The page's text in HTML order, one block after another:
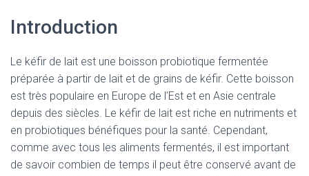
Introduction
Le kéfir de lait est une boisson probiotique fermentée
préparée à partir de lait et de grains de kéfir. Cette boisson
est très populaire en Europe de l’Est et en Asie centrale
depuis des siècles. Le kéfir de lait est riche en nutriments et
en probiotiques bénéfiques pour la santé. Cependant,
comme avec tous les aliments fermentés, il est important
de savoir combien de temps il peut être conservé avant de